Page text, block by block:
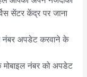
सेंटर केंद्र पर जाना
नंबर अपडेट करवाने के
मोबाइल नंबर को अपडेट